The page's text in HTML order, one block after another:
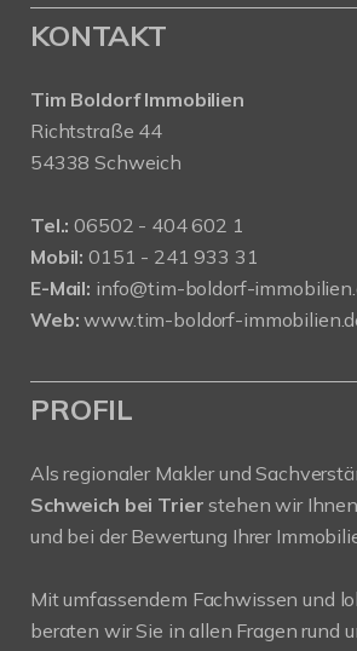
KONTAKT
Tim Boldorf Immobilien
Richtstraße 44
54338 Schweich
Tel.: 06502 - 404 602 1
Mobil: 0151 - 241 933 31
E-Mail: info@tim-boldorf-
Web:www.tim-boldorf-
PROFIL
Als regionaler Makler und
Schweich bei Trierstehen wir
und bei der Bewertung Ihrer
Mit umfassendem Fachwissen und
beraten wir Sie in allen Fragen rund